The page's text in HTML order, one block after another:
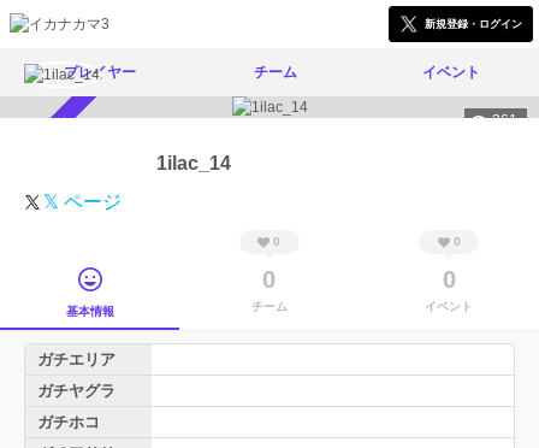
新規登録・ログイン
プレイヤー チーム イベント
361
1ilac_14
𝕏 ページ
基本情報
0
0
チーム
0
0
イベント
ガチエリア
ガチヤグラ
ガチホコ